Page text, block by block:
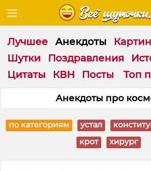
Лучшее Анекдоты
Шутки
Поздравления
Цитаты
КВН Посты Топ
Анекдоты про
по категориям устал
крот
хирург